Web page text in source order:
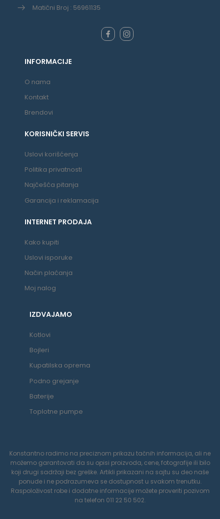
Matični Broj : 56961135
INFORMACIJE
O nama
Kontakt
Brendovi
KORISNIČKI SERVIS
Uslovi korišćenja
Politika privatnosti
Najčešća pitanja
Garancija i reklamacija
INTERNET PRODAJA
Kako kupiti
Uslovi isporuke
Način plaćanja
Moj nalog
IZDVAJAMO
Kotlovi
Bojleri
Kupatilska oprema
Podno grejanje
Baterije
Toplotne pumpe
Konstantno radimo na preciznom prikazu tačnih informacija, ali ne
možemo garantovati da su opisi proizvoda, cene, fotografije ili bilo
koji drugi sadržaji bez greške. Artikli prikazani na sajtu su deo naše
ponude i ne podrazumeva se dostupnost u svakom trenutku.
Raspoloživost robe i dodatne informacije možete proveriti pozivom
na telefon 011 22 50 502.